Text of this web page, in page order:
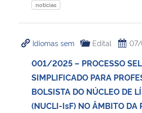
notícias
Idiomas sem Edital
001/2025 – PROCESSO
SIMPLIFICADO PARA
BOLSISTA DO NÚCLEO DE
(NUCLI-IsF) NO ÂMBITO DA